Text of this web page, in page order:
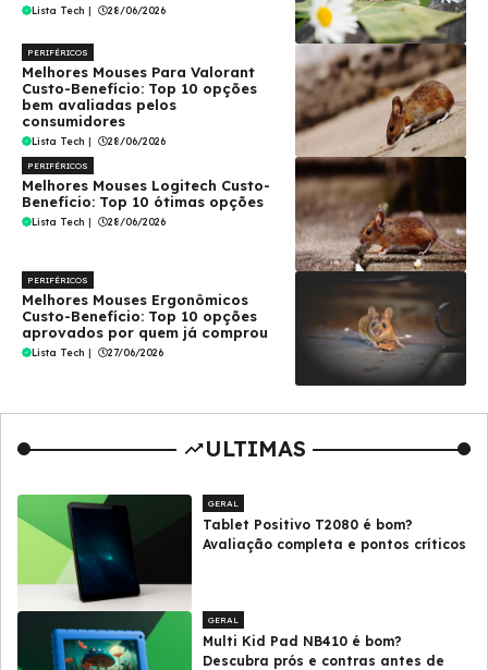
Lista Tech | 28/06/2026
PERIFÉRICOS
Melhores Mouses Para Valorant
Custo-Benefício: Top 10 opções
bem avaliadas pelos
consumidores
Lista Tech | 28/06/2026
PERIFÉRICOS
Melhores Mouses Logitech Custo-
Benefício: Top 10 ótimas opções
Lista Tech | 28/06/2026
PERIFÉRICOS
Melhores Mouses Ergonômicos
Custo-Benefício: Top 10 opções
aprovados por quem já comprou
Lista Tech | 27/06/2026
ULTIMAS
GERAL
Tablet Positivo T2080 é bom?
Avaliação completa e pontos críticos
GERAL
Multi Kid Pad NB410 é bom?
Descubra prós e contras antes de